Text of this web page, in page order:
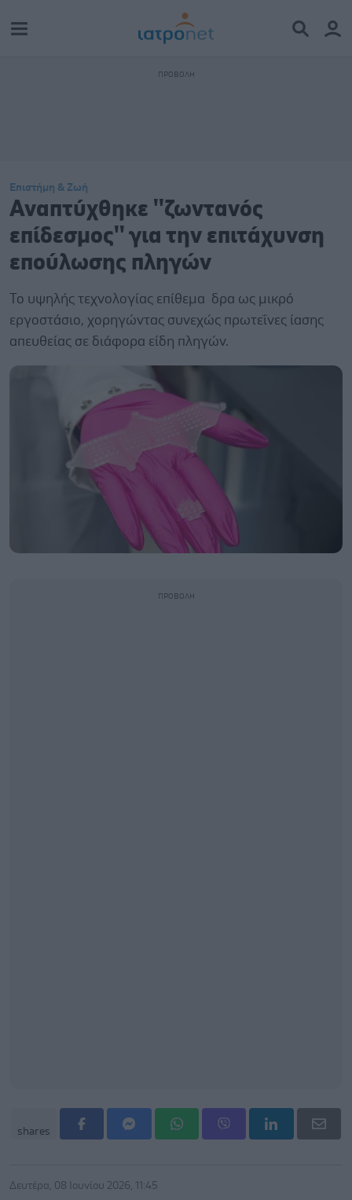
Επιστήμη & Ζωή
Αναπτύχθηκε ''ζωντανός
επίδεσμος'' για την επιτάχυνση
επούλωσης πληγών
Το υψηλής τεχνολογίας επίθεμα δρα ως μικρό
εργοστάσιο, χορηγώντας συνεχώς πρωτεΐνες ίασης
απευθείας σε διάφορα είδη πληγών.
shares
Δευτέρα, 08 Ιουνίου 2026, 11:45